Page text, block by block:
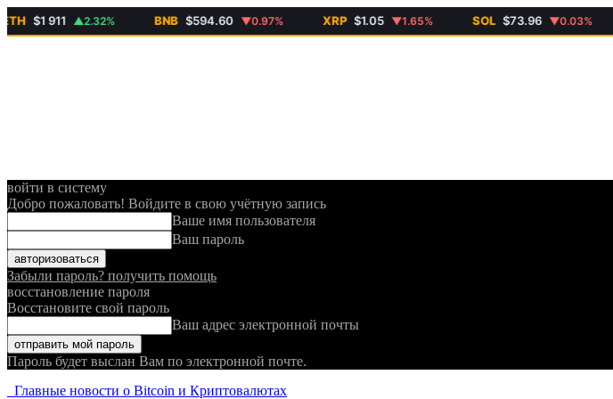
$1 911 ▲2.32% BNB $594.60 ▼0.97% XRP $1.05 ▼1.65% SOL $73.96 ▼0.03%
войти в систему
Добро пожаловать! Войдите в свою учётную запись
Ваше имя пользователя
Ваш пароль
Забыли пароль? получить помощь
восстановление пароля
Восстановите свой пароль
Ваш адрес электронной почты
Пароль будет выслан Вам по электронной почте.
Главные новости о Bitcoin и Криптовалютах